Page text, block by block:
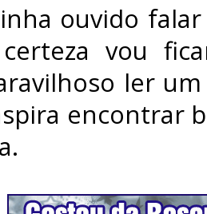
ouvido
vou
ler
encontrar